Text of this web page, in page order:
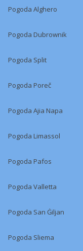
Pogoda Alghero
Pogoda Dubrownik
Pogoda Split
Pogoda Poreč
Pogoda Ajia Napa
Pogoda Limassol
Pogoda Pafos
Pogoda Valletta
Pogoda San Ġiljan
Pogoda Sliema